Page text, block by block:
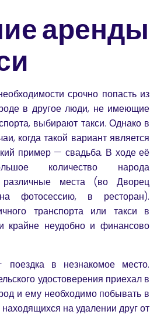
аренды
срочно попасть из
в другое люди, не имеющие
выбирают такси. Однако в
когда такой вариант является
пример — свадьба. В ходе её
количество народа
места (во Дворец
на фотосессию, в ресторан).
транспорта или такси в
крайне неудобно и финансово
в незнакомое место.
удостоверения приехал в
и ему необходимо побывать в
находящихся на удалении друг от